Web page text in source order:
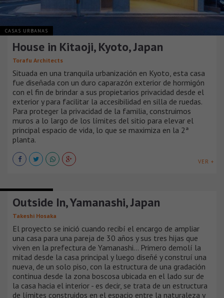
CASAS URBANAS
House in Kitaoji, Kyoto, Japan
Torafu Architects
Situada en una tranquila urbanización en Kyoto, esta casa
fue diseñada con un duro caparazón exterior de hormigón
con el fin de brindar a sus propietarios privacidad desde el
exterior y para facilitar la accesibilidad en silla de ruedas.
Para proteger la privacidad de la familia, construimos
muros a lo largo de los límites del sitio para elevar el
principal espacio de vida, lo que se maximiza en la 2ª
planta.
VER +
Outside In, Yamanashi, Japan
Takeshi Hosaka
El proyecto se inició cuando recibí el encargo de ampliar
una casa para una pareja de 30 años y sus tres hijas que
viven en la prefectura de Yamanashi... Primero demolí la
mitad desde la casa principal y luego diseñé y construí una
nueva, de un solo piso, con la estructura de una gradación
continua desde la zona boscosa ubicada en el lado sur de
la casa hacia el interior - es decir, se trata de un estructura
de límites construidos en el espacio entre la naturaleza y